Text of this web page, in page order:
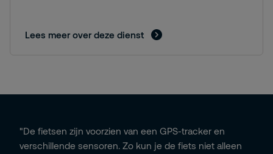
Lees meer over deze dienst
"De fietsen zijn voorzien van een GPS-tracker en
verschillende sensoren. Zo kun je de fiets niet alleen